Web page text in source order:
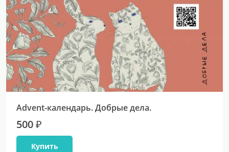
Advent-календарь. Добрые дела.
500 ₽
Купить